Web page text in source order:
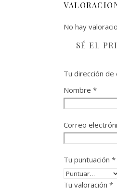
No hay
SÉ EL
Tu dirección
Nombre *
Correo
Tu puntuación *
Tu valoración *